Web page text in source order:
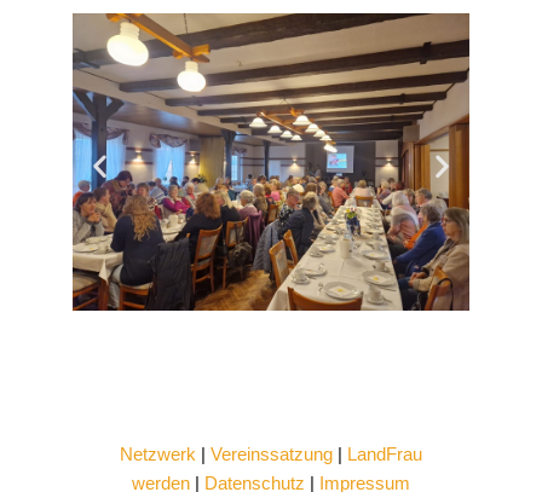
Netzwerk | Vereinssatzung | LandFrau
werden | Datenschutz | Impressum